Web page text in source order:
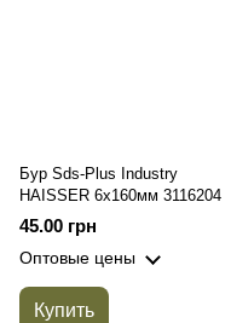
Бур Sds-Plus Industry
HAISSER 6х160мм 3116204
45.00 грн
Оптовые цены
Купить